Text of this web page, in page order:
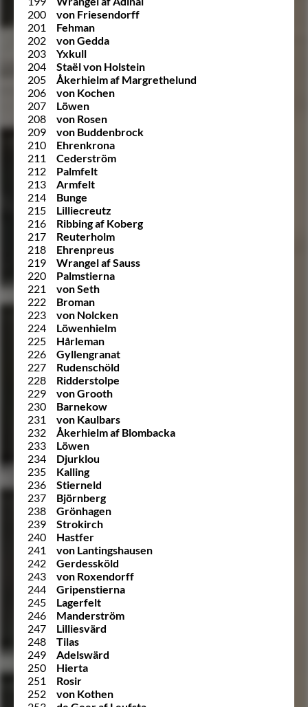
200
von Friesendorff
201
Fehman
202
von Gedda
203
Yxkull
204
Staël von Holstein
205
Åkerhielm af Margrethelund
206
von Kochen
207
Löwen
208
von Rosen
209
von Buddenbrock
210
Ehrenkrona
211
Cederström
212
Palmfelt
213
Armfelt
214
Bunge
215
Lilliecreutz
216
Ribbing af Koberg
217
Reuterholm
218
Ehrenpreus
219
Wrangel af Sauss
220
Palmstierna
221
von Seth
222
Broman
223
von Nolcken
224
Löwenhielm
225
Hårleman
226
Gyllengranat
227
Rudenschöld
228
Ridderstolpe
229
von Grooth
230
Barnekow
231
von Kaulbars
232
Åkerhielm af Blombacka
233
Löwen
234
Djurklou
235
Kalling
236
Stierneld
237
Björnberg
238
Grönhagen
239
Strokirch
240
Hastfer
241
von Lantingshausen
242
Gerdessköld
243
von Roxendorff
244
Gripenstierna
245
Lagerfelt
246
Manderström
247
Lilliesvärd
248
Tilas
249
Adelswärd
250
Hierta
251
Rosir
252
von Kothen